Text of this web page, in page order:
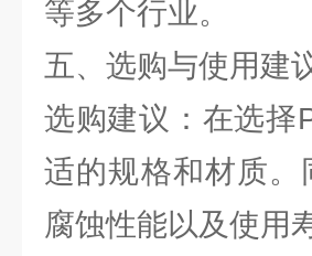
等多个行业。
五、选购与使用建
选购建议：在选择
适的规格和材质
腐蚀性能以及使用